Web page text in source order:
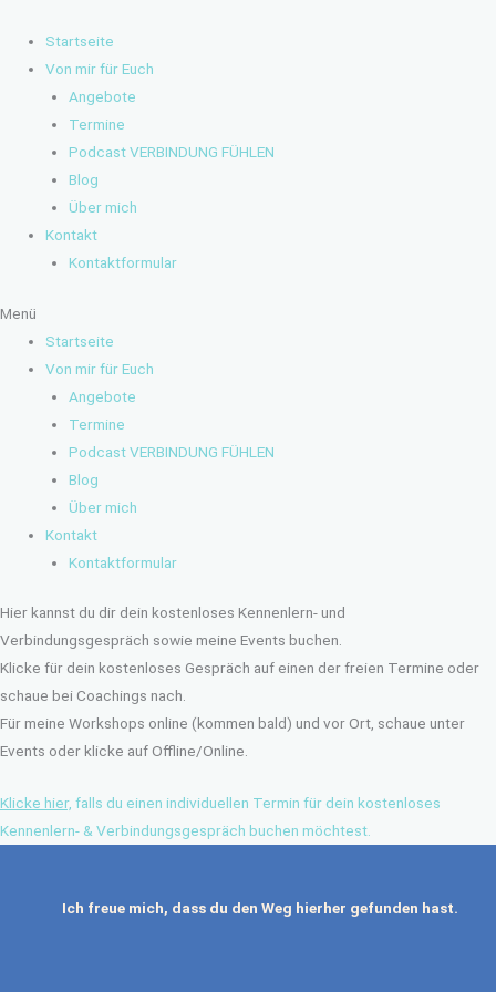
Inhalt
springen
Startseite
Von mir für Euch
Angebote
Termine
Podcast VERBINDUNG FÜHLEN
Blog
Über mich
Kontakt
Kontaktformular
Menü
Startseite
Von mir für Euch
Angebote
Termine
Podcast VERBINDUNG FÜHLEN
Blog
Über mich
Kontakt
Kontaktformular
Hier kannst du dir dein kostenloses Kennenlern- und
Verbindungsgespräch sowie meine Events buchen.
Klicke für dein kostenloses Gespräch auf einen der freien Termine oder
schaue bei Coachings nach.
Für meine Workshops online (kommen bald) und vor Ort, schaue unter
Events oder klicke auf Offline/Online.
Klicke hier, falls du einen individuellen Termin für dein kostenloses
Kennenlern- & Verbindungsgespräch buchen möchtest.
Ich freue mich, dass du den Weg hierher gefunden hast.